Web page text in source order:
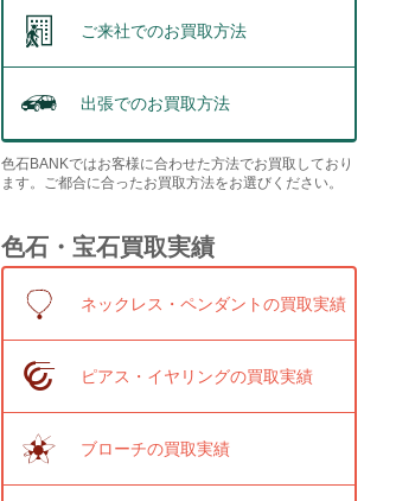
ご来社でのお買取方法
出張でのお買取方法
色石BANKではお客様に合わせた方法でお買取しており
ます。ご都合に合ったお買取方法をお選びください。
色石・宝石買取実績
ネックレス・ペンダントの買取実績
ピアス・イヤリングの買取実績
ブローチの買取実績